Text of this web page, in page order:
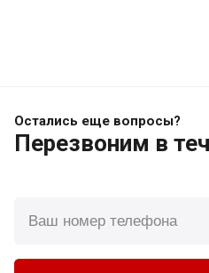
Остались еще вопросы?
Перезвоним в